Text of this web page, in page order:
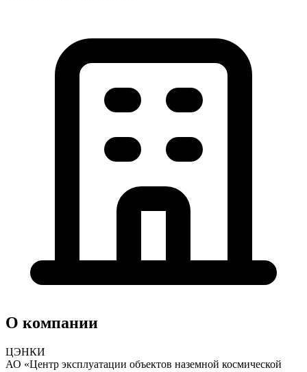
О компании
ЦЭНКИ
АО «Центр эксплуатации объектов наземной космической